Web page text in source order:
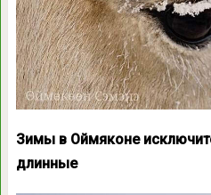
Зимы в Оймяконе
длинные